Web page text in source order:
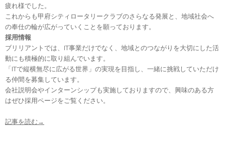
疲れ様でした。
これからも甲府シティロータリークラブのさらなる発展と、地域社会へ
の奉仕の輪が広がっていくことを願っております。
採用情報
ブリリアントでは、IT事業だけでなく、地域とのつながりを大切にした活
動にも積極的に取り組んでいます。
「ITで縦横無尽に広がる世界」の実現を目指し、一緒に挑戦していただけ
る仲間を募集しています。
会社説明会やインターンシップも実施しておりますので、興味のある方
はぜひ採用ページをご覧ください。
記事を読む→